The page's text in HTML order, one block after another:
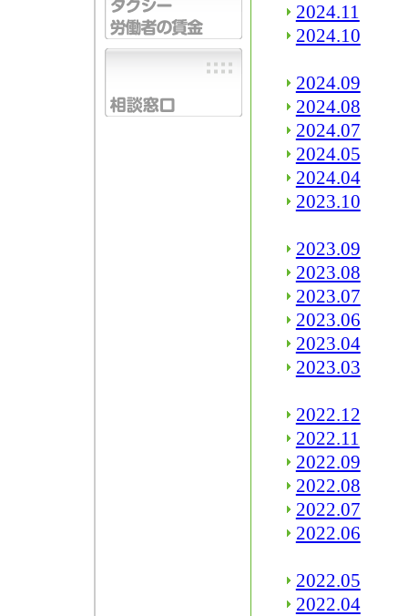
2024.11
2024.10
2024.09
2024.08
2024.07
2024.05
2024.04
2023.10
2023.09
2023.08
2023.07
2023.06
2023.04
2023.03
2022.12
2022.11
2022.09
2022.08
2022.07
2022.06
2022.05
2022.04